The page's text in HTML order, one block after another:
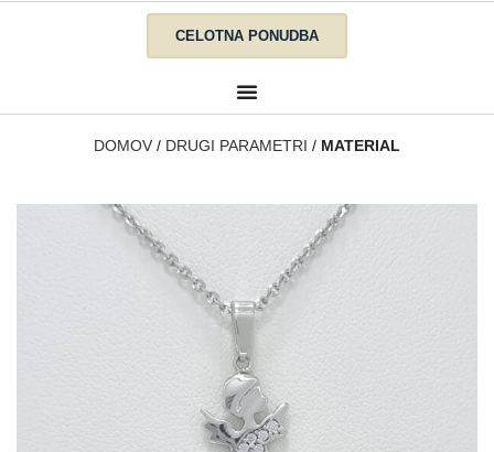
CELOTNA PONUDBA
DOMOV DRUGI PARAMETRI MATERIAL